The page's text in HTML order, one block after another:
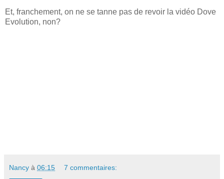
Et, franchement, on ne se tanne pas de revoir la vidéo Dove
Evolution, non?
Nancy à 06:15 7 commentaires: